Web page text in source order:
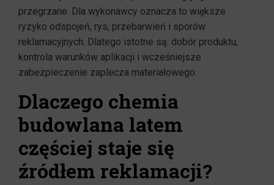
przegrzane. Dla wykonawcy oznacza to większe
ryzyko odspojeń, rys, przebarwień i sporów
reklamacyjnych. Dlatego istotne są: dobór produktu,
kontrola warunków aplikacji i wcześniejsze
zabezpieczenie zaplecza materiałowego.
Dlaczego chemia
budowlana latem
częściej staje się
źródłem reklamacji?